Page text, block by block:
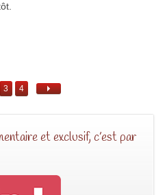
3 4
et exclusif, c’est par